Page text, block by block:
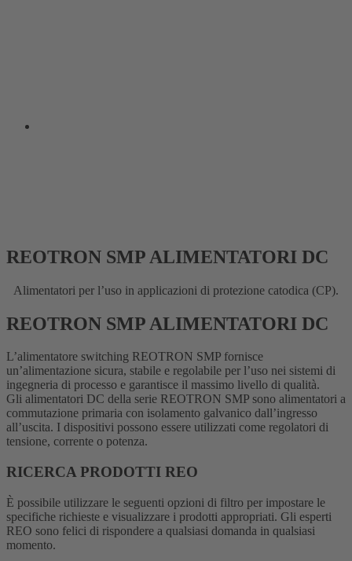
REOTRON SMP ALIMENTATORI DC
Alimentatori per l’uso in applicazioni di protezione catodica (CP).
REOTRON SMP ALIMENTATORI DC
L’alimentatore switching REOTRON SMP fornisce
un’alimentazione sicura, stabile e regolabile per l’uso nei sistemi di
ingegneria di processo e garantisce il massimo livello di qualità.
Gli alimentatori DC della serie REOTRON SMP sono alimentatori a
commutazione primaria con isolamento galvanico dall’ingresso
all’uscita. I dispositivi possono essere utilizzati come regolatori di
tensione, corrente o potenza.
RICERCA PRODOTTI REO
È possibile utilizzare le seguenti opzioni di filtro per impostare le
specifiche richieste e visualizzare i prodotti appropriati. Gli esperti
REO sono felici di rispondere a qualsiasi domanda in qualsiasi
momento.